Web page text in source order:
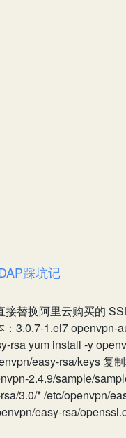
踩坑记
接替换阿里云购买的
：3.0.7-1.el7 openvpn-
rsa yum install -y
easy-rsa/keys 复
2.4.9/sample/
3.0/* /etc/openvpn/
easy-rsa/